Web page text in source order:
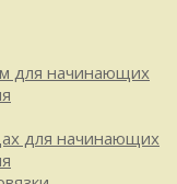
для начинающих
для начинающих